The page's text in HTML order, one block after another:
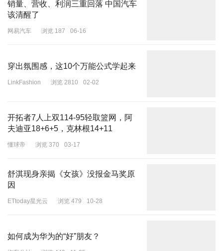
第三，从短期来看，肯德基以公开配方为噱头的营销活动确实成功地
吸引了大量流量。在信息爆炸的时代，独特的话题能够迅速引发社交
长期以来通过保密配方塑造了独特的品牌形象，消费者对其产品的期
者会感到自己的信任被利用。尤其是对于那些对肯德基品牌有着深厚
情感和忠诚度的消费者来说，这种做法可能会让他们觉得被欺骗，从
基的不满情绪积累到一定程度，他们很容易转向其他竞争对手。这对
于肯德基来说，无疑是一种巨大的损失，因为吸引新客户的成本远远
销量、营收、利润三重回落 中国汽车
该清醒了
网易汽车 浏览 187 06-16
穿出氛围感，这10个万能公式学起来
LinkFashion 浏览 2810 02-02
开拓者7人上双114-95轻取篮网，阿
夫迪亚18+6+5，克林根14+11
懂球帝 浏览 370 03-17
舒淇现身亲揭《女孩》没报金马奖原
因
ETtoday星光云 浏览 479 10-28
如何成为华为的“好”朋友？